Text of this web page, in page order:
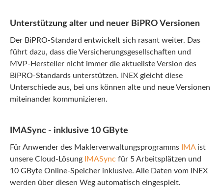
Unterstützung alter und neuer BiPRO Versionen
Der BiPRO-Standard entwickelt sich rasant weiter. Das
führt dazu, dass die Versicherungsgesellschaften und
MVP-Hersteller nicht immer die aktuellste Version des
BiPRO-Standards unterstützen. INEX gleicht diese
Unterschiede aus, bei uns können alte und neue Versionen
miteinander kommunizieren.
IMASync - inklusive 10 GByte
Für Anwender des Maklerverwaltungsprogramms IMAist
unsere Cloud-Lösung
IMASync für 5 Arbeitsplätzen und
10 GByte Online-Speicher inklusive. Alle Daten vom INEX
werden über diesen Weg automatisch eingespielt.